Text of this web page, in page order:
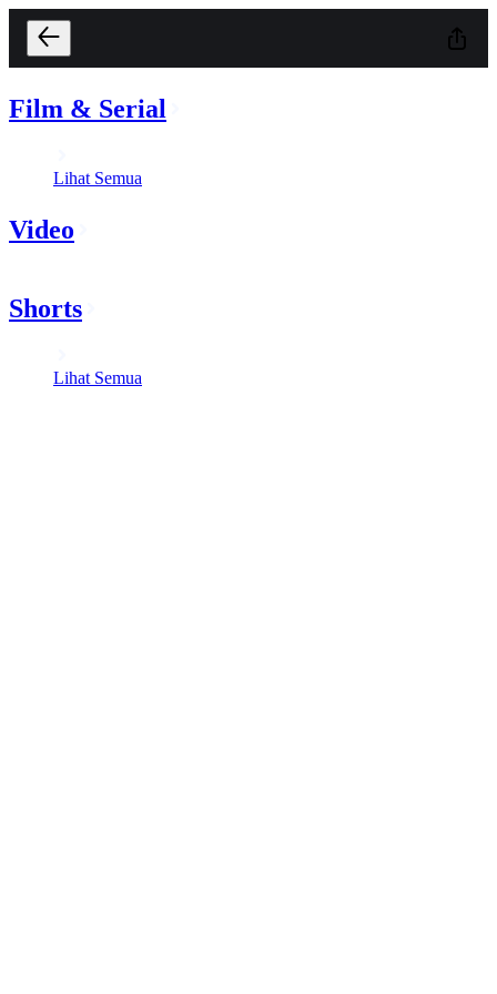
Film & Serial
Lihat Semua
Video
Shorts
Lihat Semua